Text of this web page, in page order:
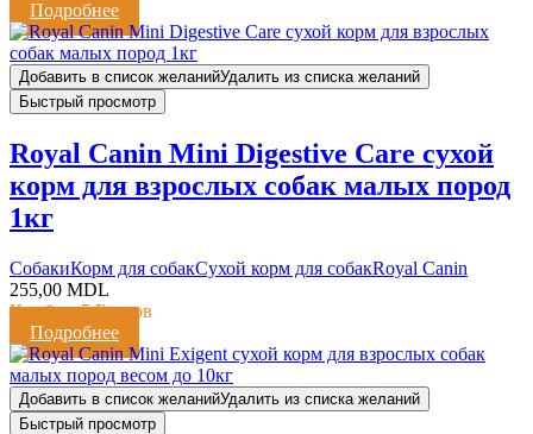
Подробнее
Добавить в список желанийУдалить из списка желаний
Быстрый просмотр
Royal Canin Mini Digestive Care сухой
корм для взрослых собак малых пород
1кг
CобакиКорм для собакСухой корм для собакRoyal Canin
255,00 MDL
Кешбэк:5 Баллов
Подробнее
Добавить в список желанийУдалить из списка желаний
Быстрый просмотр